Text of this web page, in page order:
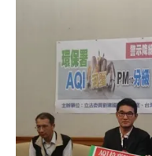
標上路後，為讓民眾適
續提供服務，不過歷經
已大幅減少87%，需求
將停止提供PM2.5指標